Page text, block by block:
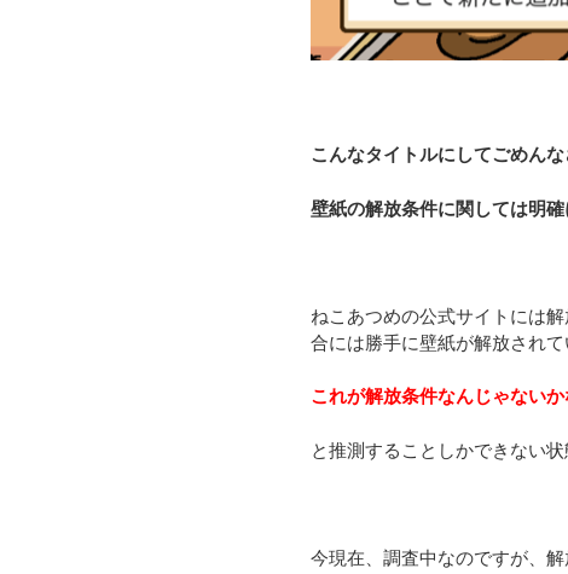
こんなタイトルにしてごめんな
壁紙の解放条件に関しては明
ねこあつめの公式サイトには
合には勝手に壁紙が解放され
これが解放条件なんじゃないか
と推測することしかできない状
今現在、調査中なのですが、